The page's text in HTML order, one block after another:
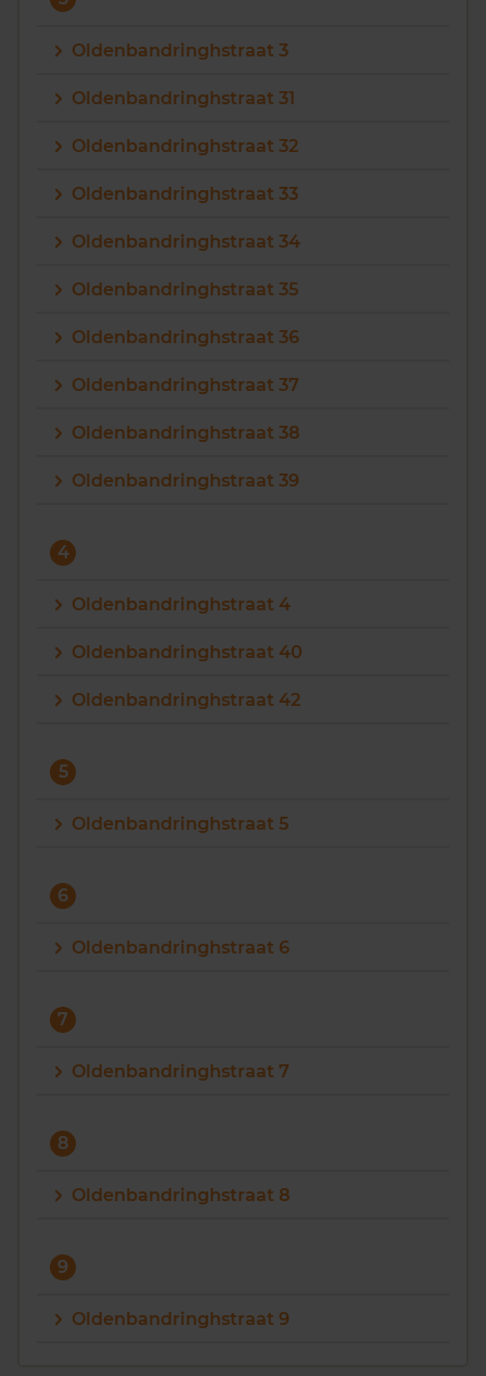
Oldenbandringhstraat 3
Oldenbandringhstraat 31
Oldenbandringhstraat 32
Oldenbandringhstraat 33
Oldenbandringhstraat 34
Oldenbandringhstraat 35
Oldenbandringhstraat 36
Oldenbandringhstraat 37
Oldenbandringhstraat 38
Oldenbandringhstraat 39
4
Oldenbandringhstraat 4
Oldenbandringhstraat 40
Oldenbandringhstraat 42
5
Oldenbandringhstraat 5
6
Oldenbandringhstraat 6
7
Oldenbandringhstraat 7
8
Oldenbandringhstraat 8
9
Oldenbandringhstraat 9